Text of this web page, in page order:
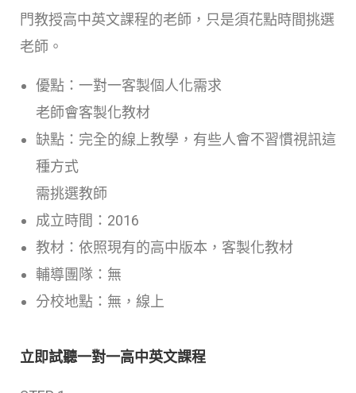
門教授高中英文課程的老師，只是須花點時間挑選
老師。
優點：一對一客製個人化需求
老師會客製化教材
缺點：完全的線上教學，有些人會不習慣視訊這
種方式
需挑選教師
成立時間：2016
教材：依照現有的高中版本，客製化教材
輔導團隊：無
分校地點：無，線上
立即試聽一對一高中英文課程